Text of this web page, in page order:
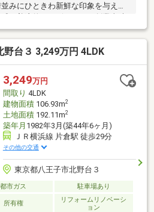
みにひときわ新鮮な印象を与えま
記「関連リンク」より本物件特設
ローン映像などもあります■本物
ーが数ヶ月しか住んでいません。2
ん。建物は新築未入居に近い良好
／駐車スペース2台・オール電化住
10kWh設置
野台３ 3,249万円 4LDK
3,249万円
間取り 4LDK
建物面積106.93m2
土地面積192.11m2
築年月 1982年3月(築44年6ヶ月)
ＪＲ横浜線 片倉駅 徒歩29分
その他の交通
東京都八王子市北野台３
都市ガス 駐車場あり
所有権
リフォームリノベーシ
ョン